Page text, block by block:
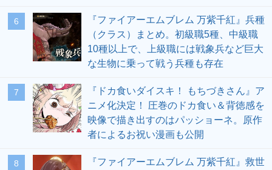
6
『ファイアーエムブレム 万紫千紅』兵種
（クラス）まとめ。初級職5種、中級職
10種以上で、上級職には戦象兵など巨大
な生物に乗って戦う兵種も存在
7
『ドカ食いダイスキ！ もちづきさん』ア
ニメ化決定！ 圧巻のドカ食い＆背徳感を
映像で描き出すのはパッショーネ。原作
者によるお祝い漫画も公開
8
『ファイアーエムブレム 万紫千紅』救世